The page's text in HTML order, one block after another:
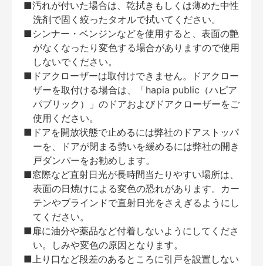
■汚れが付いた場合は、乾拭きもしくは薄めた中性
洗剤で固く絞ったタオルで拭いてください。
■シンナー・ベンジンなどを使用すると、表面の艶
がなくなったり変色する場合がありますので使用
しないでください。
■ドアクローザーは取付けできません。ドアクロー
ザーを取付ける場合は、「hapia public（ハピア
パブリック）」のドアおよびドアクローザーをご
使用ください。
■ドアを開放状態で止めるには弊社のドアストッパ
ーを、ドアが閉まる勢いを緩めるには弊社の開き
戸ダンパーをお勧めします。
■窓際など直射日光が長時間当たりやすい場所は、
表面の日焼けによる変色の恐れがあります。カー
テンやブラインドで直射日光をさえぎるようにし
てください。
■扉に油分や薬品など付着しないようにしてくださ
い。しみや変色の原因となります。
■上り口など段差のあるところに引戸を設置しない